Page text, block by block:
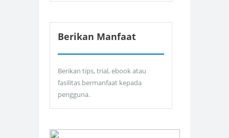
Berikan Manfaat
Berikan tips, trial, ebook atau
fasilitas bermanfaat kepada
pengguna.